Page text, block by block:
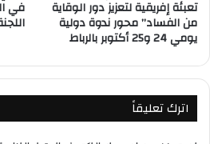
تعبئة إفريقية لتعزيز دور الوقاية
من الفساد” محور ندوة دولية
يومي 24 و25 أكتوبر بالرباط
في
اترك تعليقاً